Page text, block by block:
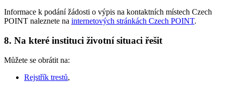
Informace k podání žádosti o výpis na kontaktních místech Czech
POINT naleznete na internetových stránkách Czech POINT.
8. Na které instituci životní situaci řešit
Můžete se obrátit na:
Rejstřík trestů,